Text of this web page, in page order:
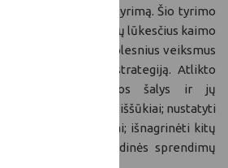
strategijos poreikių tyrimą. Šio tyrimo
šalis ir jų lūkesčius kaimo
sinergijos sritis ir tolesnius veiksmus
kaimo plėtros strategiją. Atlikto
suinteresuotos šalys ir jų
pagrindiniai iššūkiai; nustatyti
plėtros rodikliai; išnagrinėti kitų
nubrėžtos pagrindinės sprendimų